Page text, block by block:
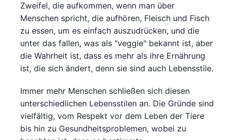
Zweifel, die aufkommen, wenn man über
Menschen spricht, die aufhören, Fleisch und Fisch
zu essen, um es einfach auszudrücken, und die
unter das fallen, was als "veggie" bekannt ist, aber
die Wahrheit ist, dass es mehr als ihre Ernährung
ist, die sich ändert, denn sie sind auch Lebensstile.
Immer mehr Menschen schließen sich diesen
unterschiedlichen Lebensstilen an. Die Gründe sind
vielfältig, vom Respekt vor dem Leben der Tiere
bis hin zu Gesundheitsproblemen, wobei zu